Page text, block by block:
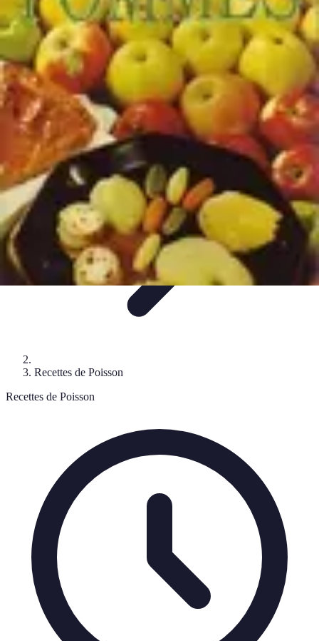
Recettes de Poissons
Recettes de PapilloteRecettes Faciles RecettesRecettes de
MarinadesRecettes de Poisson
Recettes de Poissons
Recettes de Poisson
Recettes de Poisson